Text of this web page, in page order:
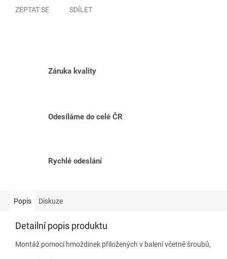
ZEPTAT SE SDÍLET
Záruka kvality
Odesíláme do celé ČR
Rychlé odeslání
Popis Diskuze
Detailní popis produktu
Montáž pomocí hmoždinek přiložených v balení včetně šroubů,